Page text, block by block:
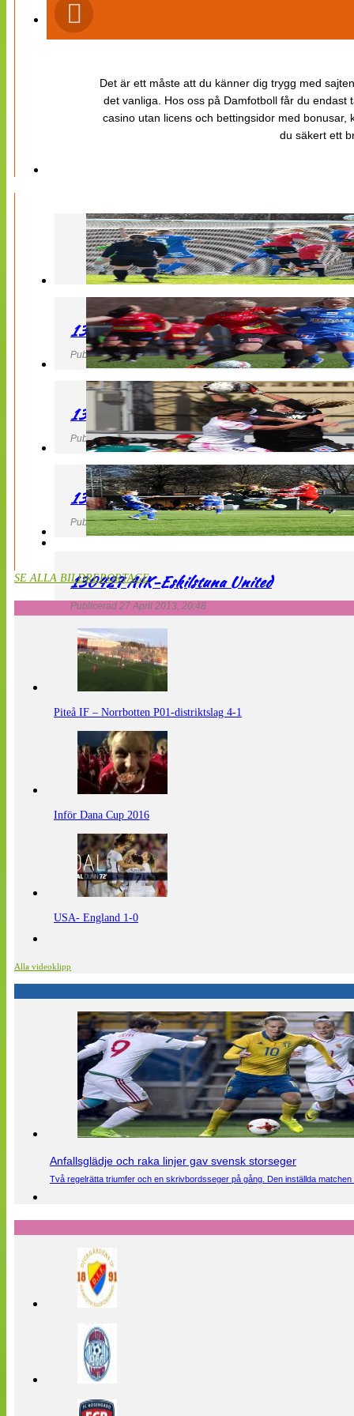
Det är ett måste att du känner dig trygg med
det vanliga. Hos oss på Damfotboll får du
casino utan licens och bettingsidor med
du säkert ett
130427 LB 07 – QBIK
Publicerad 27 April 2013, 22:40
130427 IF Limhamn Bunkeflo – QBIK
Publicerad 27 April 2013, 21:10
130427 LdB FC Malmö – Mallbackens IF
Publicerad 27 April 2013, 20:54
130427 AIK-Eskilstuna United
Publicerad 27 April 2013, 20:48
SE ALLA BILDREPORTAGE
Piteå IF – Norrbotten P01-distriktslag 4-1
Inför Dana Cup 2016
USA- England 1-0
Alla videoklipp
Anfallsglädje och raka linjer gav svensk storseger
Två regelrätta triumfer och en skrivbordsseger på gång. Den inställda